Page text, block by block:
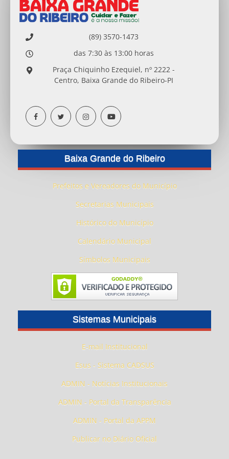
(89) 3570-1473
das 7:30 às 13:00 horas
Praça Chiquinho Ezequiel, nº 2222 -
Centro, Baixa Grande do Ribeiro-PI
Baixa Grande do Ribeiro
Prefeitos e Vereadores do Município
Secretarias Municipais
Histórico do Município
Calendário Municipal
Símbolos Municipais
Sistemas Municipais
E-mail Institucional
Esus - Sistema CADSUS
ADMIN - Notícias Institucionais
ADMIN - Portal da Transparência
ADMIN - Portal da APPM
Publicar no Diário Oficial